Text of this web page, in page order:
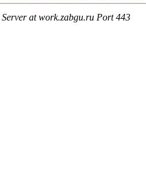
at work.zabgu.ru Port 443